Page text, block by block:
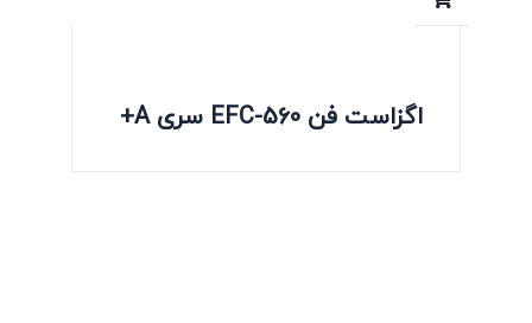
اگزاست فن EFC-560 سری A+